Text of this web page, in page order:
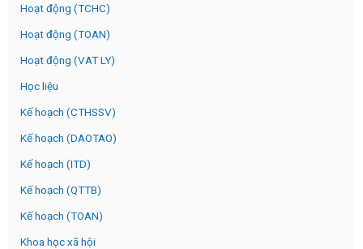
Hoạt động (TCHC)
Hoạt động (TOAN)
Hoạt động (VAT LY)
Học liệu
Kế hoạch (CTHSSV)
Kế hoạch (DAOTAO)
Kế hoạch (ITD)
Kế hoạch (QTTB)
Kế hoạch (TOAN)
Khoa học xã hội